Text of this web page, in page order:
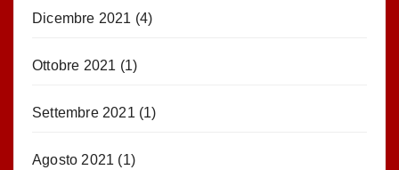
Dicembre 2021 (4)
Ottobre 2021 (1)
Settembre 2021 (1)
Agosto 2021 (1)